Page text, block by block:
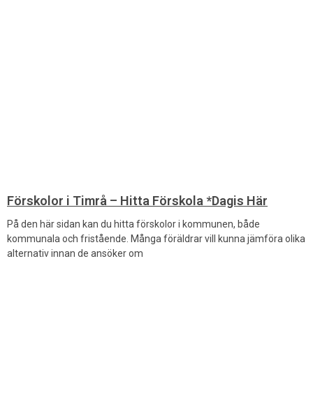
Förskolor i Timrå – Hitta Förskola *Dagis Här
På den här sidan kan du hitta förskolor i kommunen, både
kommunala och fristående. Många föräldrar vill kunna jämföra olika
alternativ innan de ansöker om